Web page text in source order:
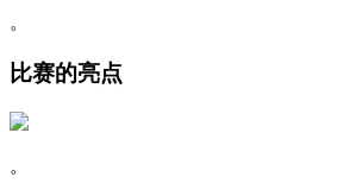
。
比赛的亮点
。